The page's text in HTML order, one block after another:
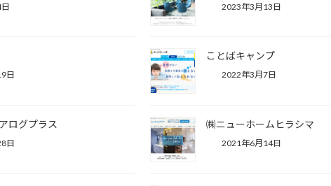
2023年3月13日
日
ことばキャンプ
2022年3月7日
ログプラス
日
㈱ニューホームヒラシマ
2021年6月14日